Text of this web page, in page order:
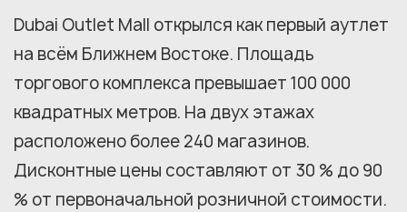
Dubai Outlet Mall открылся как первый аутлет
на всём Ближнем Востоке. Площадь
торгового комплекса превышает 100 000
квадратных метров. На двух этажах
расположено более 240 магазинов.
Дисконтные цены составляют от 30 % до 90
% от первоначальной розничной стоимости.